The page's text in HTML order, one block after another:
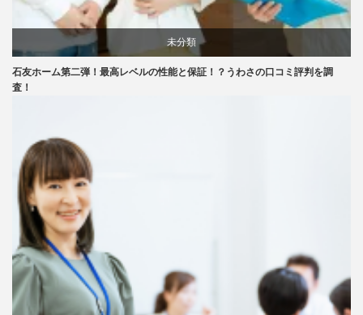
未分類
石友ホーム第二弾！最高レベルの性能と保証！？うわさの口コミ評判を調
査！